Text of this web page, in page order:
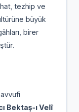
tezhip ve
büyük
birer
Bektaş-ı Velî